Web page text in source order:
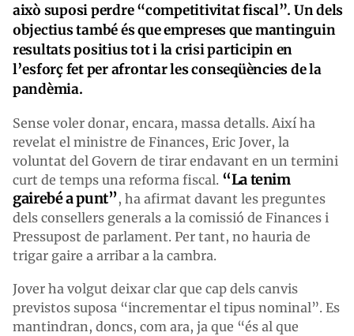
això suposi perdre “competitivitat fiscal”. Un dels
objectius també és que empreses que mantinguin
resultats positius tot i la crisi participin en
l’esforç fet per afrontar les conseqüències de la
pandèmia.
Sense voler donar, encara, massa detalls. Així ha
revelat el ministre de Finances, Eric Jover, la
voluntat del Govern de tirar endavant en un termini
curt de temps una reforma fiscal. “La tenim
gairebé a punt”, ha afirmat davant les preguntes
dels consellers generals a la comissió de Finances i
Pressupost de parlament. Per tant, no hauria de
trigar gaire a arribar a la cambra.
Jover ha volgut deixar clar que cap dels canvis
previstos suposa “incrementar el tipus nominal”. Es
mantindran, doncs, com ara, ja que “és al que